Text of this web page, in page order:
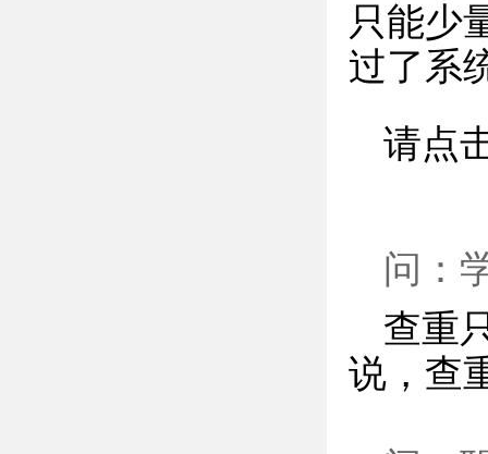
只能少
过了系
请点
问：
查重
说，查